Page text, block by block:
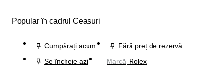
Popular în cadrul Ceasuri
Cumpărați acum
Fără preț de rezervă
Se încheie azi
Marcă Rolex